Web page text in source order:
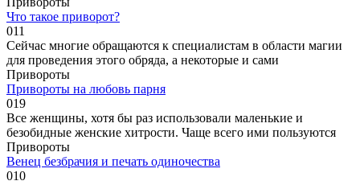
Что такое приворот?
011
Сейчас многие обращаются к специалистам в области магии
для проведения этого обряда, а некоторые и сами
Привороты
Привороты на любовь парня
019
Все женщины, хотя бы раз использовали маленькие и
безобидные женские хитрости. Чаще всего ими пользуются
Привороты
Венец безбрачия и печать одиночества
010